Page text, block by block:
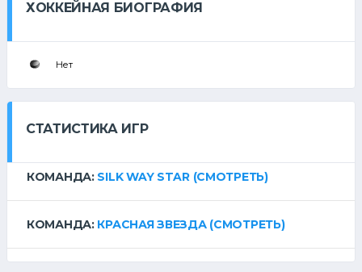
ХОККЕЙНАЯ БИОГРАФИЯ
Нет
СТАТИСТИКА ИГР
КОМАНДА: SILK WAY STAR (СМОТРЕТЬ)
КОМАНДА: КРАСНАЯ ЗВЕЗДА (СМОТРЕТЬ)